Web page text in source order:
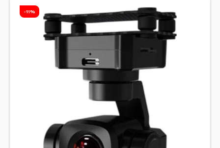
-11%